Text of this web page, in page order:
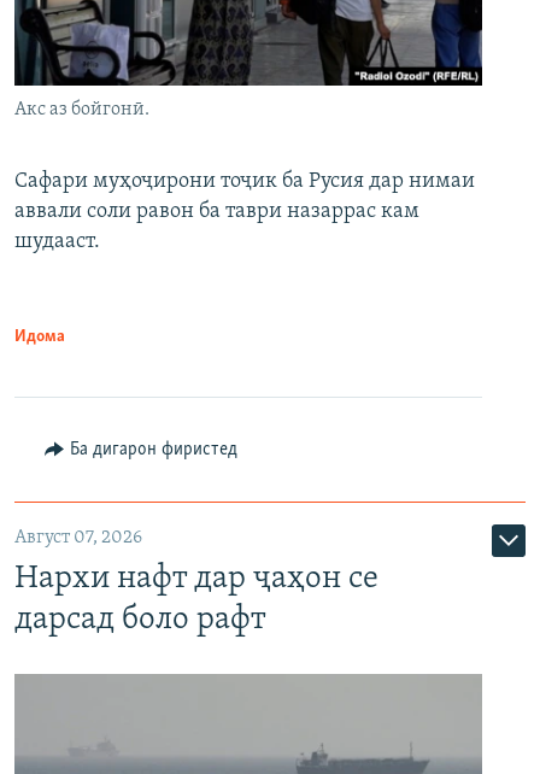
Акс аз бойгонӣ.
Сафари муҳоҷирони тоҷик ба Русия дар нимаи
аввали соли равон ба таври назаррас кам
шудааст.
Идома
Ба дигарон фиристед
Август 07, 2026
Нархи нафт дар ҷаҳон се
дарсад боло рафт